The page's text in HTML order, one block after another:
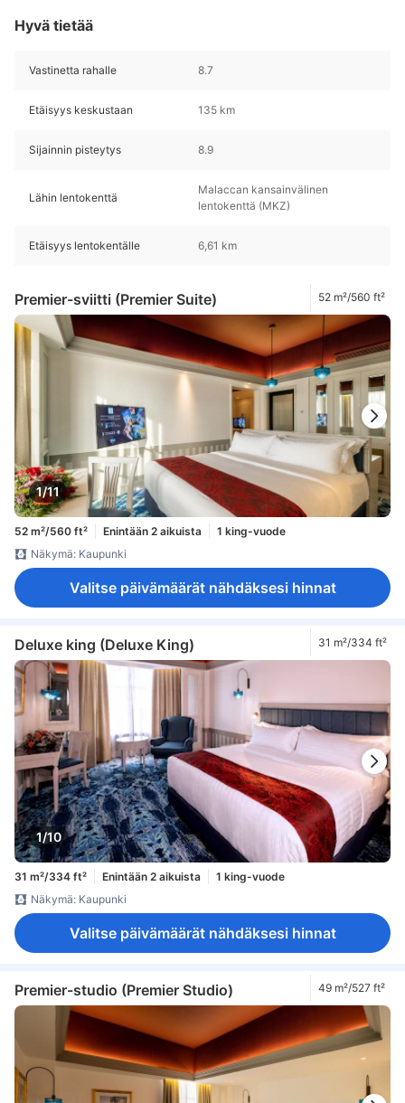
Hyvä tietää
Vastinetta rahalle 8.7
Etäisyys keskustaan 135 km
Sijainnin pisteytys 8.9
Lähin lentokenttä
Malaccan kansainvälinen
lentokenttä (MKZ)
Etäisyys lentokentälle 6,61 km
Premier-sviitti (Premier Suite) 52 m²/560 ft²
1/11
52 m²/560 ft² Enintään 2 aikuista
1 king-vuode
Näkymä: Kaupunki
Valitse päivämäärät nähdäksesi hinnat
Deluxe king (Deluxe King) 31 m²/334 ft²
1/10
31 m²/334 ft² Enintään 2 aikuista
1 king-vuode
Näkymä: Kaupunki
Valitse päivämäärät nähdäksesi hinnat
Premier-studio (Premier Studio) 49 m²/527 ft²